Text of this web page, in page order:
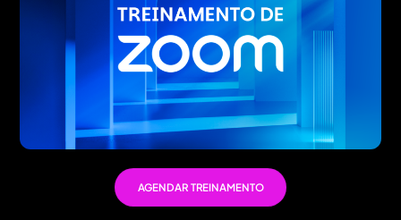
AGENDAR TREINAMENTO